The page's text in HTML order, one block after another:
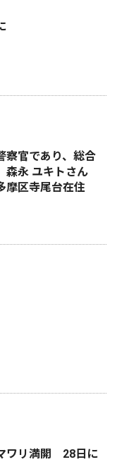
察官であり、総合
永 ユキトさん
摩区寺尾台在住
ワリ満開 28日に